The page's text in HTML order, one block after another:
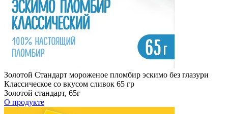
Золотой Стандарт мороженое пломбир эскимо без глазури
Классическое со вкусом сливок 65 гр
Золотой стандарт, 65г
О продукте